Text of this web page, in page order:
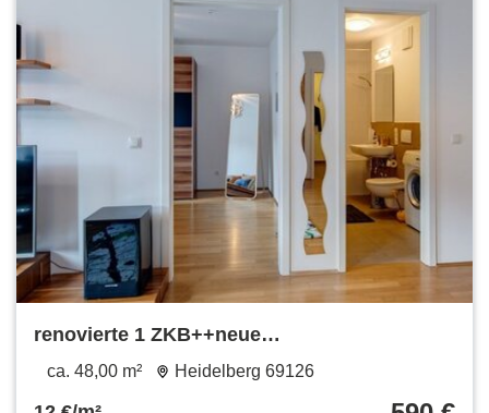
renovierte 1 ZKB++neue
Einbauküche+++Parkett++TG
ca. 48,00 m² Heidelberg 69126